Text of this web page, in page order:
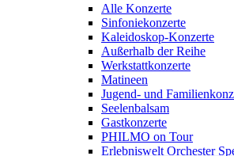
Alle Konzerte
Sinfoniekonzerte
Kaleidoskop-Konzerte
Außerhalb der Reihe
Werkstattkonzerte
Matineen
Jugend- und
Seelenbalsam
Gastkonzerte
PHILMO on Tour
Erlebniswelt Orchester